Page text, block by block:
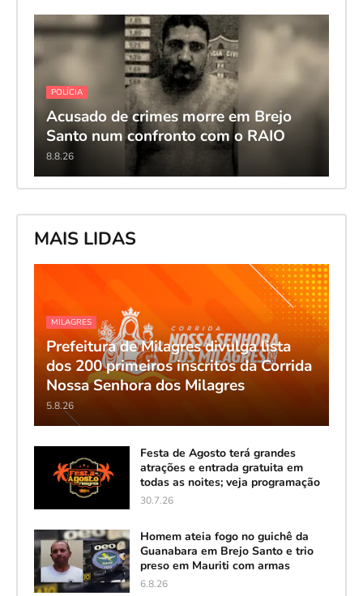
POLÍCIA
Acusado de crimes morre em Brejo
Santo num confronto com o RAIO
8.8.26
MAIS LIDAS
MILAGRES
Prefeitura de Milagres divulga lista
dos 200 primeiros inscritos da Corrida
Nossa Senhora dos Milagres
5.8.26
Festa de Agosto terá grandes
atrações e entrada gratuita em
todas as noites; veja programação
30.7.26
Homem ateia fogo no guichê da
Guanabara em Brejo Santo e trio
preso em Mauriti com armas
6.8.26